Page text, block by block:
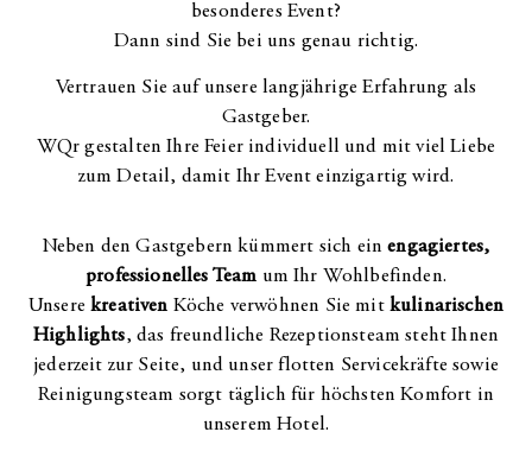
besonderes Event?
Dann sind Sie bei uns genau richtig.
Vertrauen Sie auf unsere langjährige Erfahrung als
Gastgeber.
WQr gestalten Ihre Feier individuell und mit viel Liebe
zum Detail, damit Ihr Event einzigartig wird.
Neben den Gastgebern kümmert sich einengagiertes,
professionelles Team um Ihr Wohlbefinden.
Unserekreativen Köche verwöhnen Sie mit kulinarischen
Highlights, das freundliche Rezeptionsteam steht Ihnen
jederzeit zur Seite, und unser flotten Servicekräfte sowie
Reinigungsteam sorgt täglich für höchsten Komfort in
unserem Hotel.